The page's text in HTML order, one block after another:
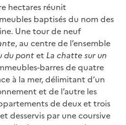
hectares réunit
baptisés du nom des
Une tour de neuf
, au centre de l’ensemble
du pontet La chatte sur un
barres de quatre
à la mer, délimitant d’un
et de l’autre les
de deux et trois
desservis par une coursive